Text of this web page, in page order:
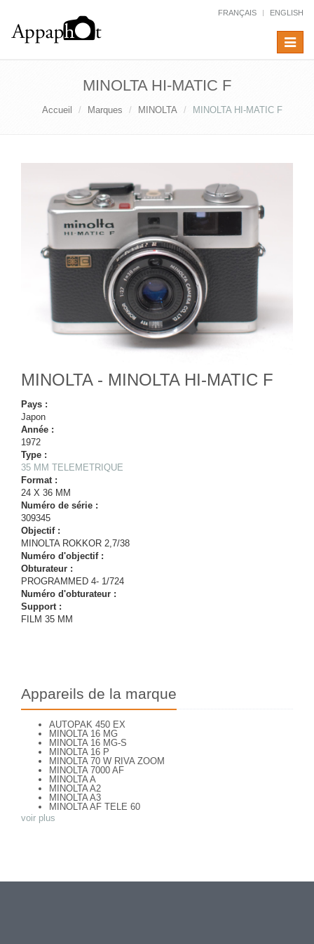
FRANÇAIS ENGLISH
Toggle
MINOLTA HI-MATIC F
Accueil Marques MINOLTA MINOLTA HI-MATIC F
MINOLTA - MINOLTA HI-MATIC F
Pays :
Japon
Année :
1972
Type :
35 MM TELEMETRIQUE
Format :
24 X 36 MM
Numéro de série :
309345
Objectif :
MINOLTA ROKKOR 2,7/38
Numéro d'objectif :
Obturateur :
PROGRAMMED 4- 1/724
Numéro d'obturateur :
Support :
FILM 35 MM
Appareils de la marque
AUTOPAK 450 EX
MINOLTA 16 MG
MINOLTA 16 MG-S
MINOLTA 16 P
MINOLTA 70 W RIVA ZOOM
MINOLTA 7000 AF
MINOLTA A
MINOLTA A2
MINOLTA A3
MINOLTA AF TELE 60
MINOLTA AF ZOOM 65
MINOLTA DYNAX 3xi
voir plus